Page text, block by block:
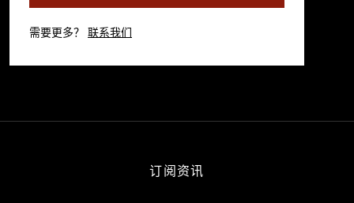
需要更多？ 联系我们
订阅资讯